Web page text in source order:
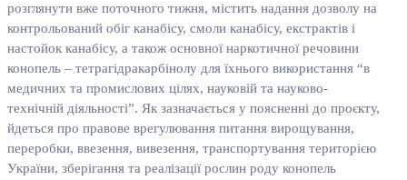
розглянути вже поточного тижня, містить надання дозволу на
контрольований обіг канабісу, смоли канабісу, екстрактів і
настойок канабісу, а також основної наркотичної речовини
конопель – тетрагідракарбінолу для їхнього використання “в
медичних та промислових цілях, науковій та науково-
технічній діяльності”. Як зазначається у поясненні до проєкту,
йдеться про правове врегулювання питання вирощування,
переробки, ввезення, вивезення, транспортування територією
України, зберігання та реалізації рослин роду конопель